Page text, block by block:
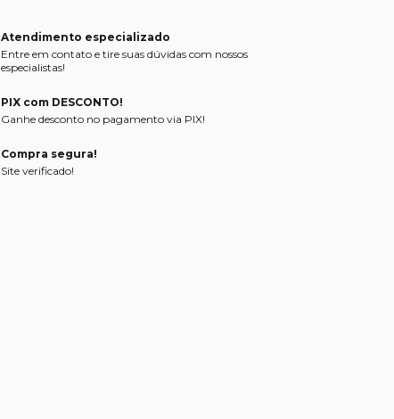
Atendimento especializado
Entre em contato e tire suas dúvidas com nossos
especialistas!
PIX com DESCONTO!
Ganhe desconto no pagamento via PIX!
Compra segura!
Site verificado!